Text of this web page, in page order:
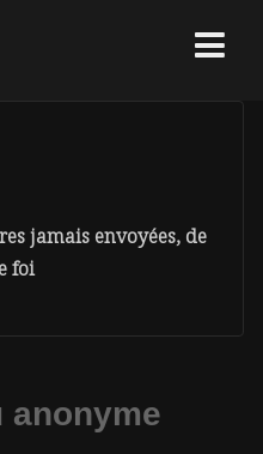
jamais envoyées, de
foi
anonyme